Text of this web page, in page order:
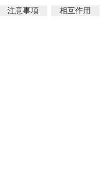
注意事項
相互作用